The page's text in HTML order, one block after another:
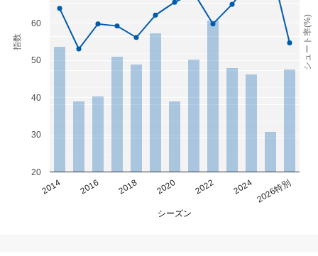
2014 2016 2018 2020 2022 2024 2026特別
20
30
40
50
60
シーズン
指数 シュート率(%)